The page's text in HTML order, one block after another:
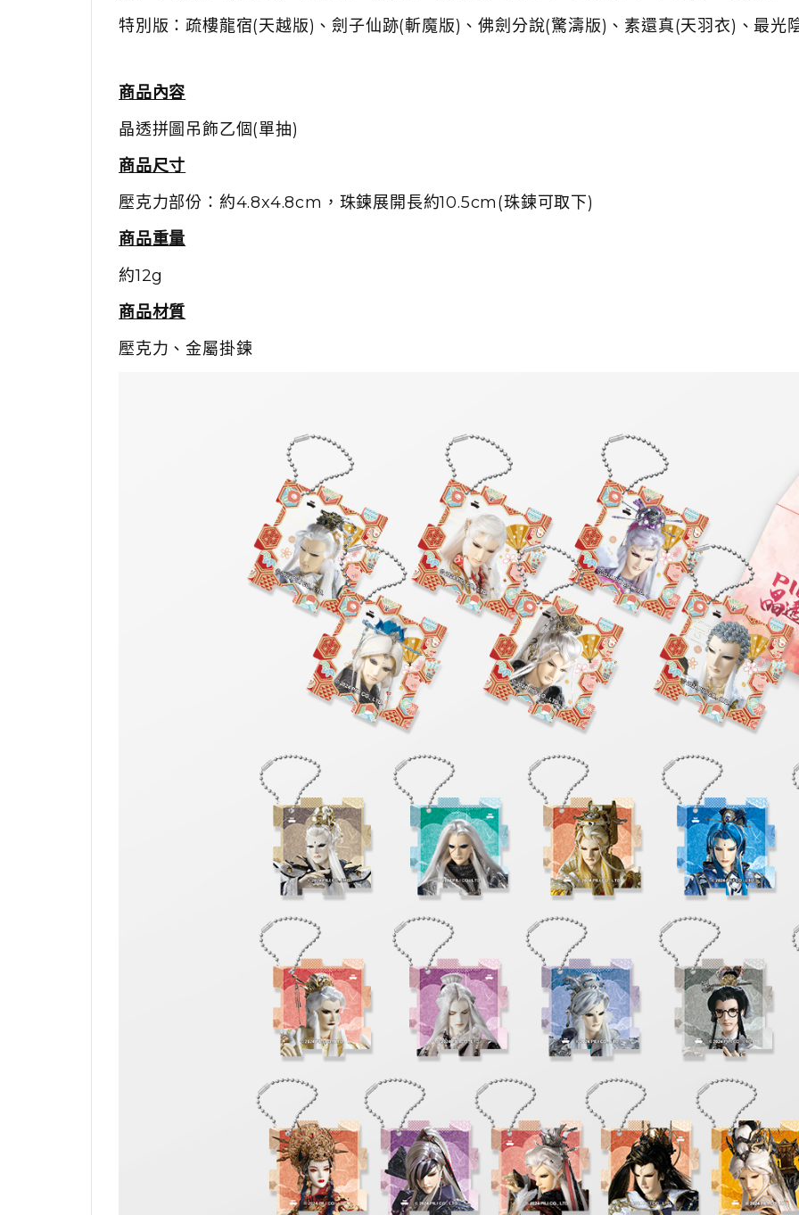
特別版：疏樓龍宿(天越版)、劍子仙跡(斬魔版)、佛劍分說(驚濤版)、素還真(天羽衣)、最光
商品內容
晶透拼圖吊飾乙個(單抽)
商品尺寸
壓克力部份：約4.8x4.8cm，珠鍊展開長約10.5cm(珠鍊可取下)
商品重量
約12g
商品材質
壓克力、金屬掛鍊